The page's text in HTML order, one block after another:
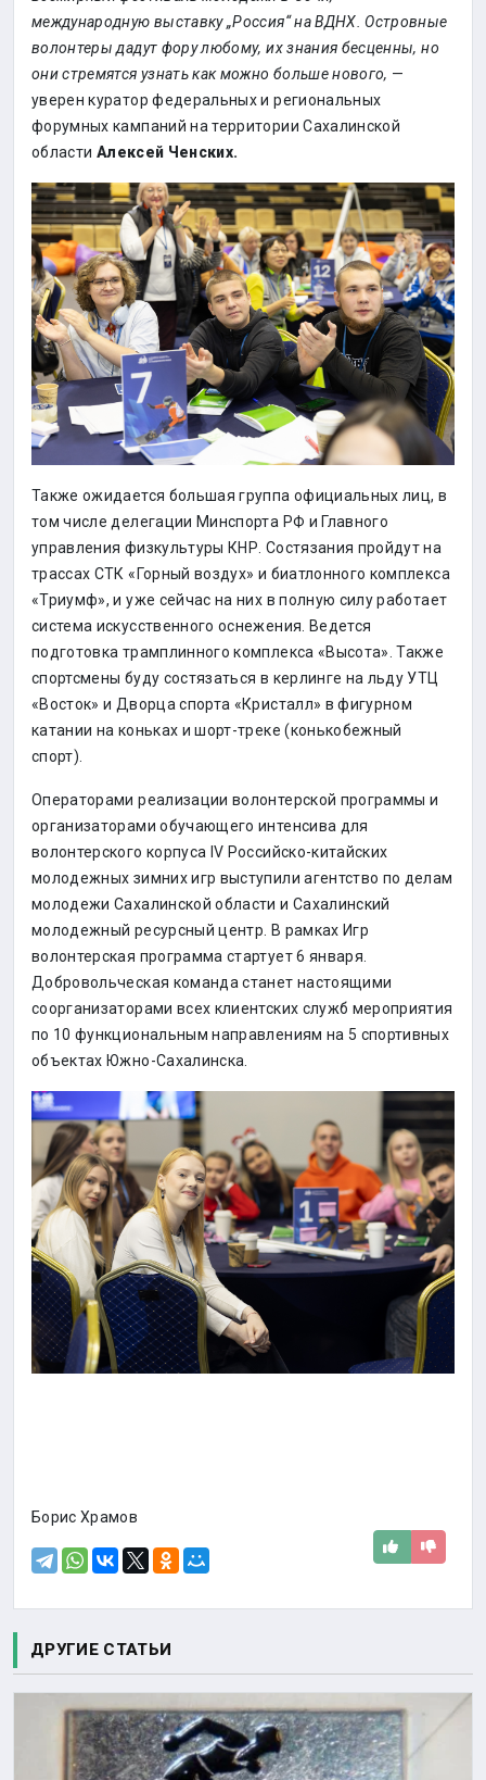
международную выставку „Россия“ на ВДНХ. Островные
волонтеры дадут фору любому, их знания бесценны, но
они стремятся узнать как можно больше нового, —
уверен куратор федеральных и региональных
форумных кампаний на территории Сахалинской
области Алексей Ченских.
Также ожидается большая группа официальных лиц, в
том числе делегации Минспорта РФ и Главного
управления физкультуры КНР. Состязания пройдут на
трассах СТК «Горный воздух» и биатлонного комплекса
«Триумф», и уже сейчас на них в полную силу работает
система искусственного оснежения. Ведется
подготовка трамплинного комплекса «Высота». Также
спортсмены буду состязаться в керлинге на льду УТЦ
«Восток» и Дворца спорта «Кристалл» в фигурном
катании на коньках и шорт-треке (конькобежный
спорт).
Операторами реализации волонтерской программы и
организаторами обучающего интенсива для
волонтерского корпуса IV Российско-китайских
молодежных зимних игр выступили агентство по делам
молодежи Сахалинской области и Сахалинский
молодежный ресурсный центр. В рамках Игр
волонтерская программа стартует 6 января.
Добровольческая команда станет настоящими
соорганизаторами всех клиентских служб мероприятия
по 10 функциональным направлениям на 5 спортивных
объектах Южно-Сахалинска.
Борис Храмов
ДРУГИЕ СТАТЬИ